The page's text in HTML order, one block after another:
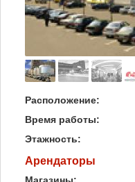
Расположение:
Время работы:
Этажность:
Арендаторы